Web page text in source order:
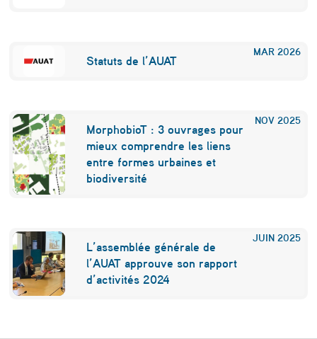
MAR 2026
Statuts de l’AUAT
NOV 2025
MorphobioT : 3 ouvrages pour
mieux comprendre les liens
entre formes urbaines et
biodiversité
JUIN 2025
L’assemblée générale de
l’AUAT approuve son rapport
d’activités 2024